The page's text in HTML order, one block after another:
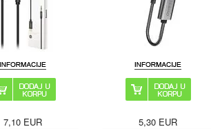
7,10 EUR 5,30 EUR